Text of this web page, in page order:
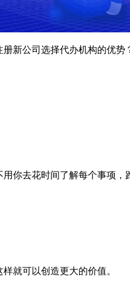
新公司选择代办机构的优势
你去花时间了解每个事项
就可以创造更大的价值。